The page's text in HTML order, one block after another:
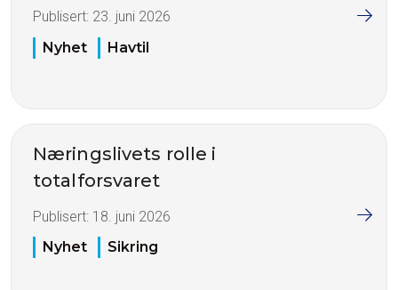
Publisert: 23. juni 2026
Nyhet
Havtil
Næringslivets rolle i
totalforsvaret
Publisert: 18. juni 2026
Nyhet
Sikring